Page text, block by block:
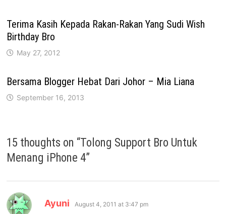
Terima Kasih Kepada Rakan-Rakan Yang Sudi Wish
Birthday Bro
May 27, 2012
Bersama Blogger Hebat Dari Johor – Mia Liana
September 16, 2013
15 thoughts on “Tolong Support Bro Untuk
Menang iPhone 4”
Ayuni says:
August 4, 2011 at 3:47 pm